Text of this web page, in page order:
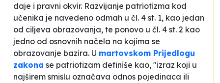
daje i pravni okvir. Razvijanje patriotizma kod
učenika je navedeno odmah u čl. 4 st. 1, kao jedan
od ciljeva obrazovanja, te ponovo u čl. 4 st. 2 kao
jedno od osnovnih načela na kojima se
obrazovanje bazira. U martovskom Prijedlogu
zakona se patriotizam definiše kao, "izraz koji u
najširem smislu označava odnos pojedinaca ili